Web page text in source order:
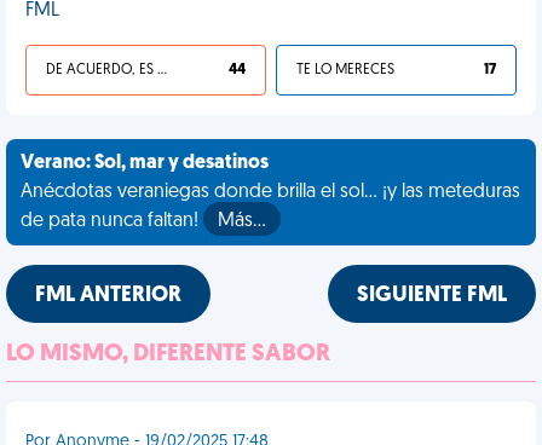
FML
DE ACUERDO, ES UNA VIDA HP 44 TE LO MERECES 17
Verano: Sol, mar y desatinos
Anécdotas veraniegas donde brilla el sol... ¡y las meteduras
de pata nunca faltan!
Más…
FML ANTERIOR SIGUIENTE FML
LO MISMO, DIFERENTE SABOR